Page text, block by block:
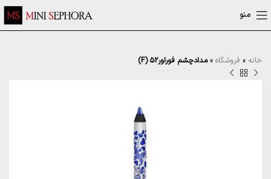
منو
خانه » فروشگاه »مداد‌چشم فوراور۵۲ (F)